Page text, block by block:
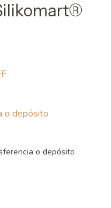
o depósito
o depósito